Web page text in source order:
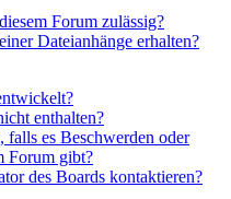
Forum zulässig?
Dateianhänge erhalten?
enthalten?
es Beschwerden oder
Forum gibt?
des Boards kontaktieren?